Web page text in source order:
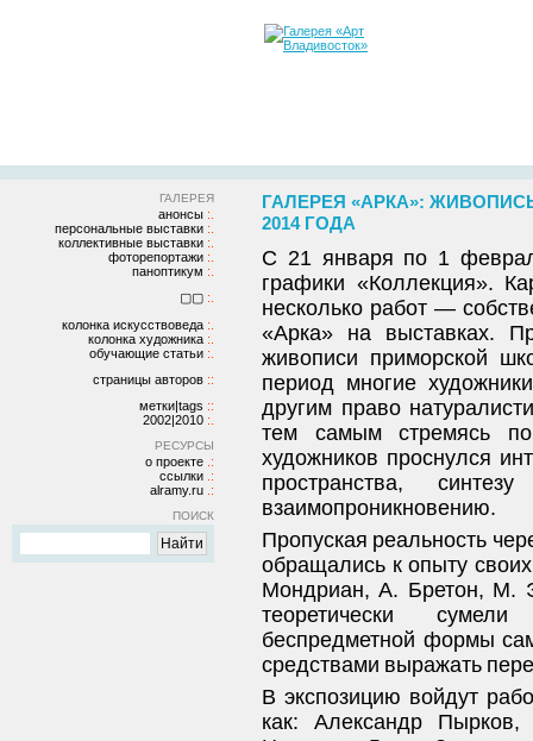
ГАЛЕРЕЯ
анонсы
персональные выставки
коллективные выставки
фоторепортажи
паноптикум
▢▢
колонка искусствоведа
колонка художника
обучающие статьи
страницы авторов
метки|tags
2002|2010
РЕСУРСЫ
о проекте
ссылки
alramy.ru
ПОИСК
ГАЛЕРЕЯ «АРКА»:
2014 ГОДА
С 21 января по 1
графики «Коллекция».
несколько работ —
«Арка» на выставках.
живописи приморской
период многие
другим право
тем самым стремясь
художников проснулся
пространства,
взаимопроникновению.
Пропуская реальность
обращались к опыту
Мондриан, А. Бретон, М.
теоретически сумели
беспредметной формы
средствами выражать
В экспозицию войдут
как: Александр